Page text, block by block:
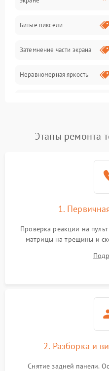
Механические повреждения
Программное обеспечение
Сеть и подключения
Битые пиксели
Затемнение части экрана
Неравномерная яркость
Этапы ремонта
1.
Проверка реакции на
матрицы на трещины и
подсветки и индикаторов
источников сигнала для
2. Разборка и
Снятие задней панели.